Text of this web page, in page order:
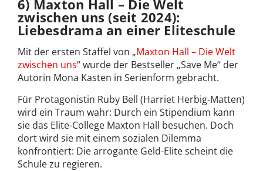
6) Maxton Hall – Die Welt
zwischen uns (seit 2024):
Liebesdrama an einer Eliteschule
Mit der ersten Staffel von „Maxton Hall – Die Welt
zwischen uns“ wurde der Bestseller „Save Me“ der
Autorin Mona Kasten in Serienform gebracht.
Für Protagonistin Ruby Bell (Harriet Herbig-Matten)
wird ein Traum wahr: Durch ein Stipendium kann
sie das Elite-College Maxton Hall besuchen. Doch
dort wird sie mit einem sozialen Dilemma
konfrontiert: Die arrogante Geld-Elite scheint die
Schule zu regieren.